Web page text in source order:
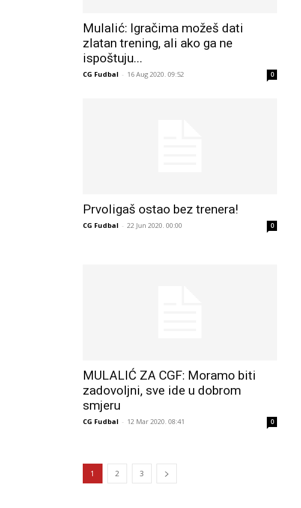
Mulalić: Igračima možeš dati
zlatan trening, ali ako ga ne
ispoštuju...
CG Fudbal - 16 Aug 2020. 09:52 0
Prvoligaš ostao bez trenera!
CG Fudbal - 22 Jun 2020. 00:00 0
MULALIĆ ZA CGF: Moramo biti
zadovoljni, sve ide u dobrom
smjeru
CG Fudbal - 12 Mar 2020. 08:41 0
1 2 3